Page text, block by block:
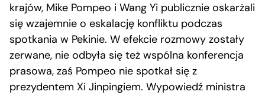
krajów, Mike Pompeo i Wang Yi publicznie oskarżali
się wzajemnie o eskalację konfliktu podczas
spotkania w Pekinie. W efekcie rozmowy zostały
zerwane, nie odbyła się też wspólna konferencja
prasowa, zaś Pompeo nie spotkał się z
prezydentem Xi Jinpingiem. Wypowiedź ministra